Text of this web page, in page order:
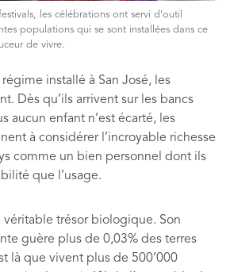
les célébrations ont servi d’outil
populations qui se sont installées dans ce
de vivre.
installé à San José, les
Dès qu’ils arrivent sur les bancs
aucun enfant n’est écarté, les
à considérer l’incroyable richesse
comme un bien personnel dont ils
que l’usage.
véritable trésor biologique. Son
guère plus de 0,03% des terres
là que vivent plus de 500’000